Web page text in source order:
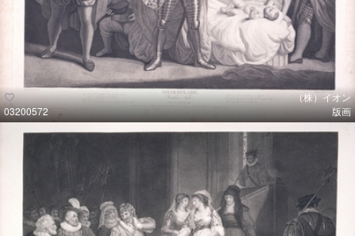
03200572
（株）イオン
版画